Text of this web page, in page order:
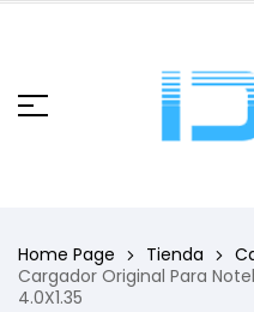
Home Page Tienda
Cargador Original Para
4.0X1.35